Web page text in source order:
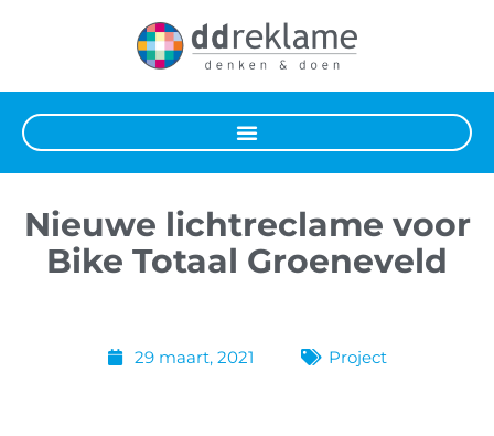
Nieuwe lichtreclame voor
Bike Totaal Groeneveld
29 maart, 2021 Project